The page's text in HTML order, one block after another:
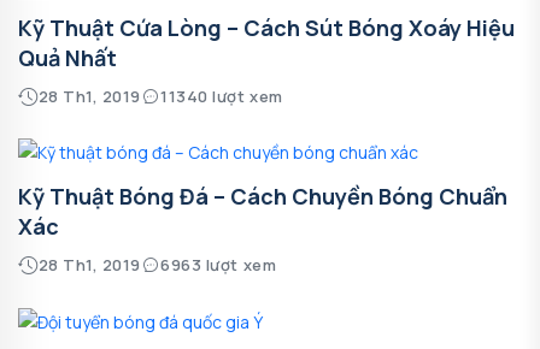
Kỹ Thuật Cứa Lòng – Cách Sút Bóng Xoáy Hiệu
Quả Nhất
28 Th1, 2019 11340 lượt xem
Kỹ Thuật Bóng Đá – Cách Chuyền Bóng Chuẩn
Xác
28 Th1, 2019 6963 lượt xem